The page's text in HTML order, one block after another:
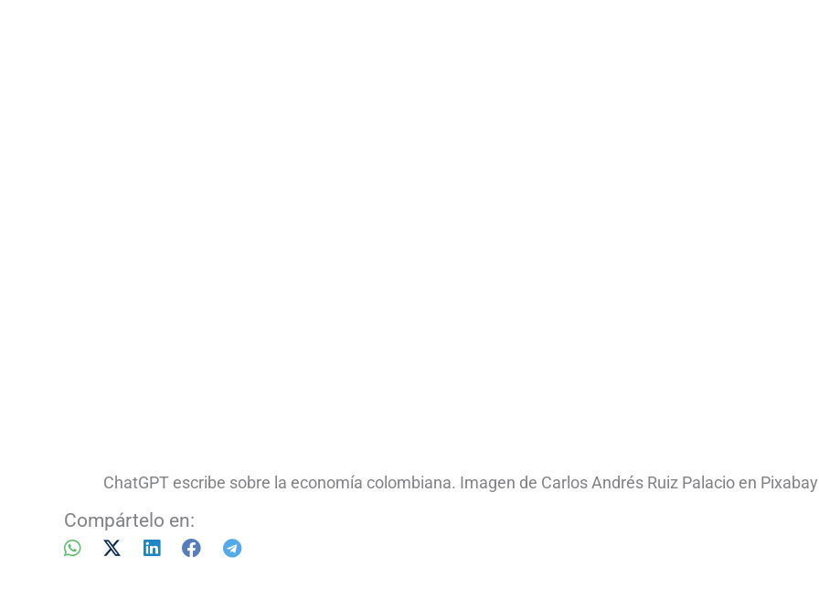
ChatGPT escribe sobre la economía colombiana. Imagen de Carlos Andrés Ruiz Palacio en Pixabay
Compártelo en: